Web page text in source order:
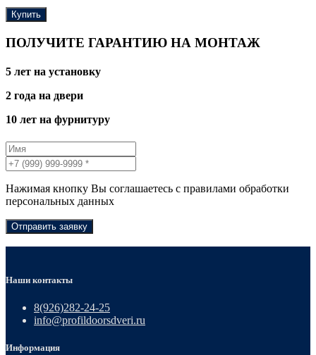
Купить
ПОЛУЧИТЕ ГАРАНТИЮ НА МОНТАЖ
5 лет на установку
2 года на двери
10 лет на фурнитуру
Нажимая кнопку Вы соглашаетесь с правилами обработки
персональных данных
Отправить заявку
Наши контакты
8(926)282-24-25
info@profildoorsdveri.ru
Информация